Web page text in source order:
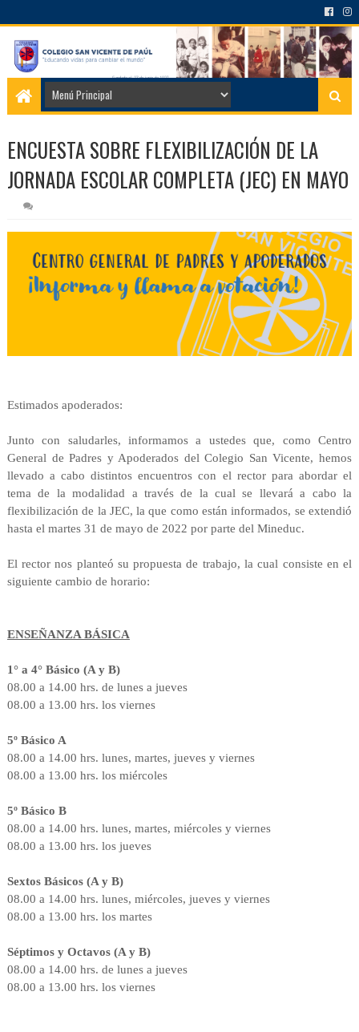
ENCUESTA SOBRE FLEXIBILIZACIÓN DE LA
JORNADA ESCOLAR COMPLETA (JEC) EN MAYO
Estimados apoderados:
Junto con saludarles, informamos a ustedes que, como Centro
General de Padres y Apoderados del Colegio San Vicente, hemos
llevado a cabo distintos encuentros con el rector para abordar el
tema de la modalidad a través de la cual se llevará a cabo la
flexibilización de la JEC, la que como están informados, se extendió
hasta el martes 31 de mayo de 2022 por parte del Mineduc.
El rector nos planteó su propuesta de trabajo, la cual consiste en el
siguiente cambio de horario:
ENSEÑANZA BÁSICA
1° a 4° Básico (A y B)
08.00 a 14.00 hrs. de lunes a jueves
08.00 a 13.00 hrs. los viernes
5º Básico A
08.00 a 14.00 hrs. lunes, martes, jueves y viernes
08.00 a 13.00 hrs. los miércoles
5º Básico B
08.00 a 14.00 hrs. lunes, martes, miércoles y viernes
08.00 a 13.00 hrs. los jueves
Sextos Básicos (A y B)
08.00 a 14.00 hrs. lunes, miércoles, jueves y viernes
08.00 a 13.00 hrs. los martes
Séptimos y Octavos (A y B)
08.00 a 14.00 hrs. de lunes a jueves
08.00 a 13.00 hrs. los viernes